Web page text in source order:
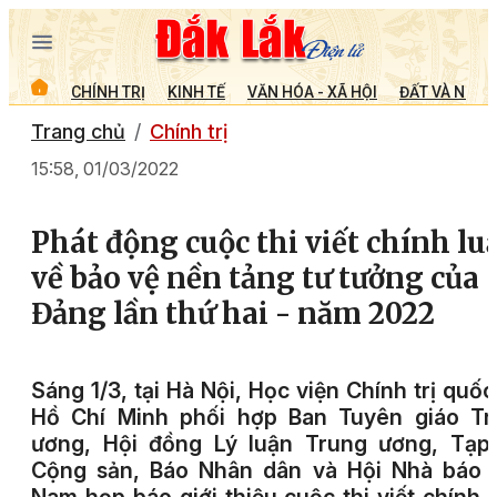
CHÍNH TRỊ KINH TẾ VĂN HÓA - XÃ HỘI ĐẤT VÀ
Trang chủ Chính trị
15:58, 01/03/2022
Phát động cuộc thi viết chính
về bảo vệ nền tảng tư tưởng của
Đảng lần thứ hai - năm 2022
Sáng 1/3, tại Hà Nội, Học viện Chính trị
Hồ Chí Minh phối hợp Ban Tuyên giáo
ương, Hội đồng Lý luận Trung ương,
Cộng sản, Báo Nhân dân và Hội Nhà báo